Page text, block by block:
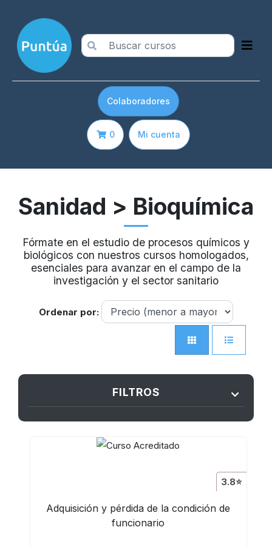
Colaboradores
0 Mi cuenta
Sanidad > Bioquímica
Fórmate en el estudio de procesos químicos y
biológicos con nuestros cursos homologados,
esenciales para avanzar en el campo de la
investigación y el sector sanitario
Ordenar por:
FILTROS
3.8⭐
Adquisición y pérdida de la condición de
funcionario